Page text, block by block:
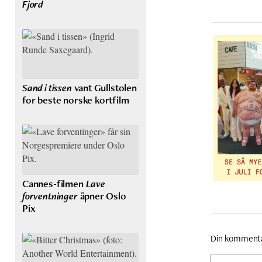
Din
Fjord
Sand i tissen vant Gullstolen
for beste norske kortfilm
Cannes-filmenLave
forventningeråpner Oslo
Pix